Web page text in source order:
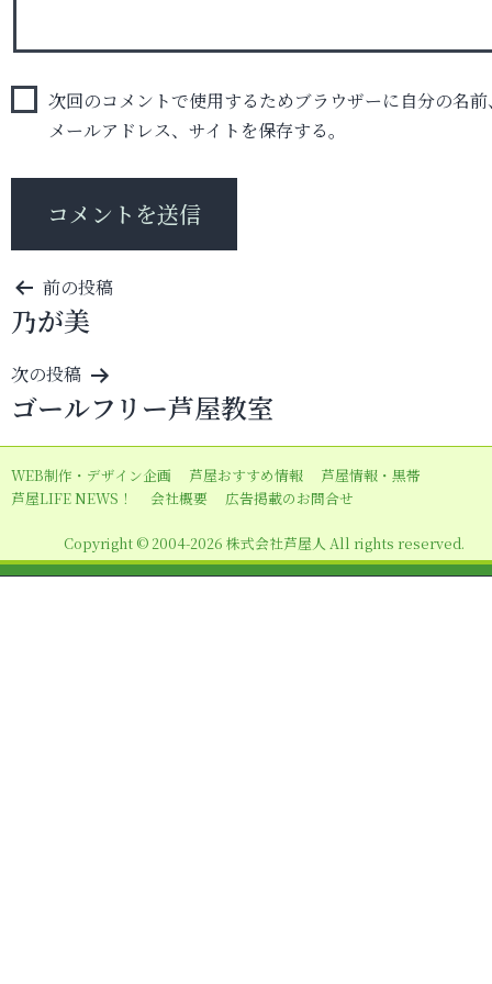
次回のコメントで使用するためブラウザーに自分の名前
メールアドレス、サイトを保存する。
投
稿
ナ
ビ
ゲ
ー
シ
ン
前の投稿
乃が美
次の投稿
ゴールフリー芦屋教室
WEB制作・デザイン企画 芦屋おすすめ情報
芦屋情報・黒帯
芦屋LIFE NEWS！
会社概要 広告掲載のお問合せ
Copyright © 2004-2026 株式会社芦屋人 All rights reserved.